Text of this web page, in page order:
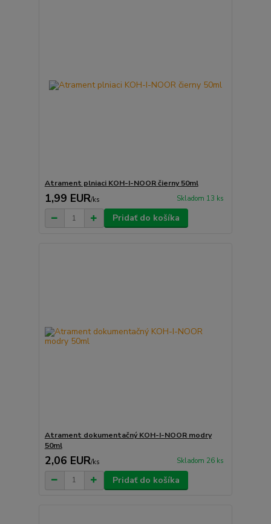
Atrament plniaci KOH-I-NOOR čierny 50ml
1,99 EUR/ks Skladom 13 ks
Pridať do košíka
Atrament dokumentačný KOH-I-NOOR modry
50ml
2,06 EUR/ks Skladom 26 ks
Pridať do košíka